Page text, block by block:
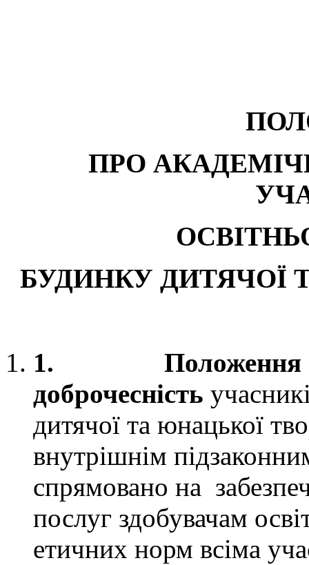
ПРО
БУДИНКУ ДИТЯЧОЇ
1. Положення
доброчесність
дитячої та юнацької
внутрішнім
спрямовано на
послуг здобувачам
етичних норм всіма